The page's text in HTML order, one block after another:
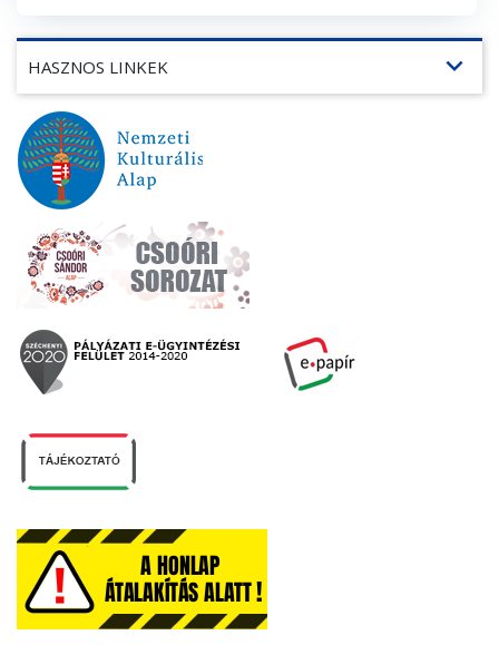
HASZNOS LINKEK expand_more